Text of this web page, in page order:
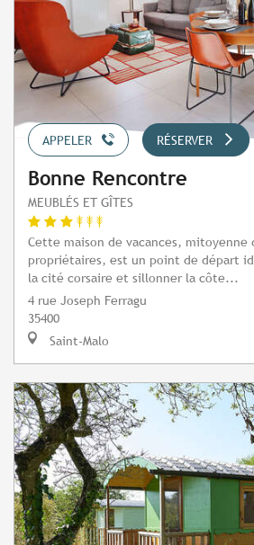
APPELER RÉSERVER
Bonne Rencontre
MEUBLÉS ET GÎTES
Cette maison de vacances, mitoyenne
propriétaires, est un point de départ
la cité corsaire et sillonner la côte...
4 rue Joseph Ferragu
35400
Saint-Malo